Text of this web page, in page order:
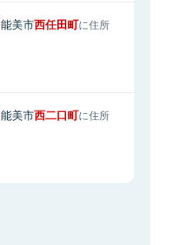
能美市西任田町に住所
能美市西二口町に住所